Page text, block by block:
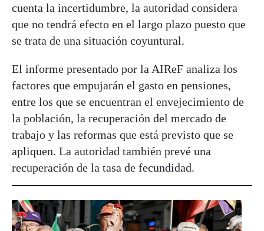
cuenta la incertidumbre, la autoridad considera
que no tendrá efecto en el largo plazo puesto que
se trata de una situación coyuntural.
El informe presentado por la AIReF analiza los
factores que empujarán el gasto en pensiones,
entre los que se encuentran el envejecimiento de
la población, la recuperación del mercado de
trabajo y las reformas que está previsto que se
apliquen. La autoridad también prevé una
recuperación de la tasa de fecundidad.